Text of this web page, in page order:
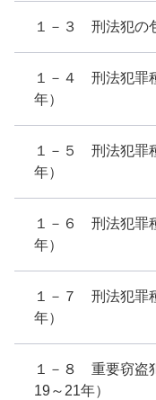
１－３ 刑法犯の
１－４ 刑法犯罪
年）
１－５ 刑法犯罪
年）
１－６ 刑法犯罪
年）
１－７ 刑法犯罪
年）
１－８ 重要窃盗
19～21年）